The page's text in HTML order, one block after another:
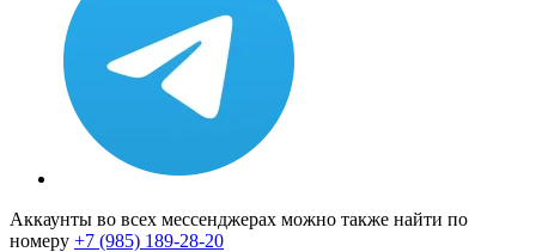
Аккаунты во всех мессенджерах можно также найти по
номеру +7 (985) 189-28-20